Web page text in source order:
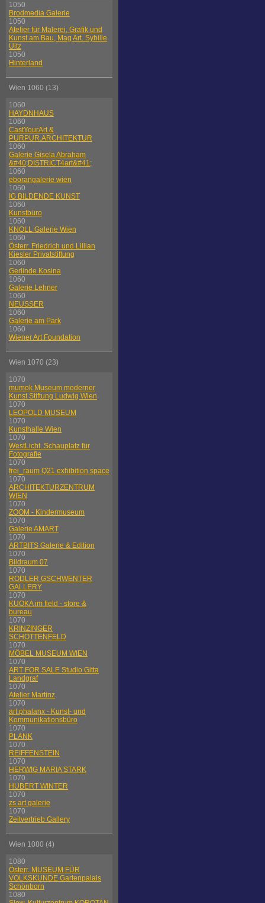
1050
Brodmedia Galerie
1050
Atelier für Malerei, Grafik und
Kunst am Bau, Mag Art. Sybille
Uitz
1050
Hinterland
Wien 1060 (13)
1060
HAYDNHAUS
1060
CastYourArt &
PURPUR.ARCHITEKTUR
1060
Galerie Gisela Abraham
&#40;DISTRICT4art&#41;
1060
eborangalerie wien
1060
IG BILDENDE KUNST
1060
Kunstbüro
1060
KNOLL Galerie Wien
1060
Österr. Friedrich und Lillian
Kiesler Privatstiftung
1060
Gerlinde Kosina
1060
Galerie Lehner
1060
NEUSSER
1060
Galerie am Park
1060
Wiener Art Foundation
Wien 1070 (23)
1070
mumok Museum moderner
Kunst Stiftung Ludwig Wien
1070
LEOPOLD MUSEUM
1070
Kunsthalle Wien
1070
WestLicht. Schauplatz für
Fotografie
1070
frei_raum Q21 exhibition space
1070
ARCHITEKTURZENTRUM
WIEN
1070
ZOOM - Kindermuseum
1070
Galerie AMART
1070
ARTBITS Galerie & Edition
1070
Bildraum 07
1070
RODLER GSCHWENTER
GALLERY
1070
KUOKA im field - store &
bureau
1070
KRINZINGER
SCHOTTENFELD
1070
MÖBEL MUSEUM WIEN
1070
ART FOR SALE Studio Gitta
Landgraf
1070
Atelier Martinz
1070
art:phalanx - Kunst- und
Kommunikationsbüro
1070
PLANK
1070
REIFFENSTEIN
1070
HERWIG MARIA STARK
1070
HUBERT WINTER
1070
zs art galerie
1070
Zeitvertrieb Gallery
Wien 1080 (4)
1080
Österr. MUSEUM FÜR
VOLKSKUNDE Gartenpalais
Schönborn
1080